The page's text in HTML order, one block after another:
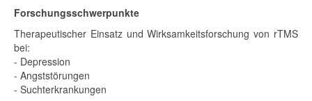
Forschungsschwerpunkte
Therapeutischer Einsatz und Wirksamkeitsforschung von rTMS
bei:
- Depression
- Angststörungen
- Suchterkrankungen